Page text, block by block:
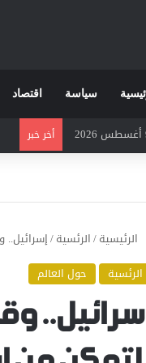
سياسة اقتصاد
أخر خبر
الرئيسية/الرئسية/إسرائيل.. وقف إطلاق
الرئسية
حول العالم